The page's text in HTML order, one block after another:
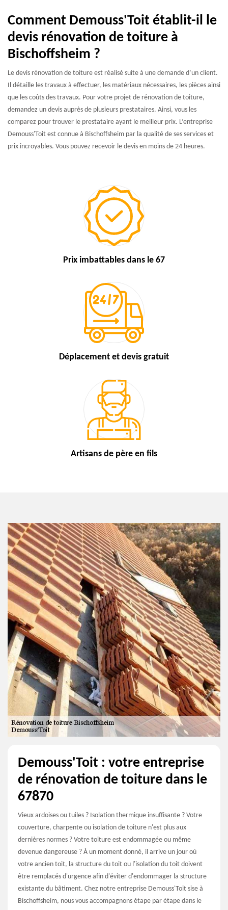
Comment Demouss'Toit établit-il le
devis rénovation de toiture à
Bischoffsheim ?
Le devis rénovation de toiture est réalisé suite à une demande d’un client.
Il détaille les travaux à effectuer, les matériaux nécessaires, les pièces ainsi
que les coûts des travaux. Pour votre projet de rénovation de toiture,
demandez un devis auprès de plusieurs prestataires. Ainsi, vous les
comparez pour trouver le prestataire ayant le meilleur prix. L’entreprise
Demouss'Toit est connue à Bischoffsheim par la qualité de ses services et
prix incroyables. Vous pouvez recevoir le devis en moins de 24 heures.
Prix imbattables dans le 67
Déplacement et devis gratuit
Artisans de père en fils
Demouss'Toit : votre entreprise
de rénovation de toiture dans le
67870
Vieux ardoises ou tuiles ? Isolation thermique insuffisante ? Votre
couverture, charpente ou isolation de toiture n'est plus aux
dernières normes ? Votre toiture est endommagée ou même
devenue dangereuse ? À un moment donné, il arrive un jour où
votre ancien toit, la structure du toit ou l'isolation du toit doivent
être remplacés d'urgence afin d'éviter d'endommager la structure
existante du bâtiment. Chez notre entreprise Demouss'Toit sise à
Bischoffsheim, nous vous accompagnons étape par étape dans le